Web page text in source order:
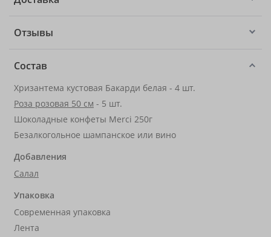
Отзывы
Состав
Хризантема кустовая Бакарди белая - 4 шт.
Роза розовая 50 см - 5 шт.
Шоколадные конфеты Merci 250г
Безалкогольное шампанское или вино
Добавления
Салал
Упаковка
Современная упаковка
Лента